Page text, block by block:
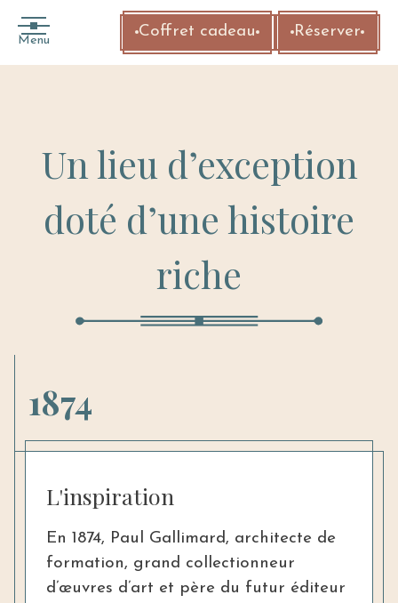
Menu
Coffret cadeau Réserver
Un lieu d’exception
doté d’une histoire
riche
1874
L'inspiration
En 1874, Paul Gallimard, architecte de
formation, grand collectionneur
d’œuvres d’art et père du futur éditeur